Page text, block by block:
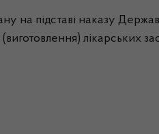
на підставі наказу
лікарських